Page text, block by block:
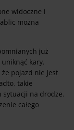
widoczne i
można
już
kary.
pojazd nie jest
takie
sytuacji na drodze.
całego